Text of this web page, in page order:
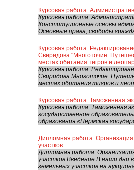
Курсовая работа:
Курсовая работа:
Конституционные основы
Основные права, свободы
Курсовая работа:
Свиридова "Многоточие.
местах обитания тигров и
Курсовая работа:
Свиридова Многоточие.
местах обитания тигров и
Курсовая работа: Таможенная
Курсовая работа: Таможенная
государственное
образования «Пермская
Дипломная работа:
участков
Дипломная работа:
участков Введение В наши дни
земельных участков на